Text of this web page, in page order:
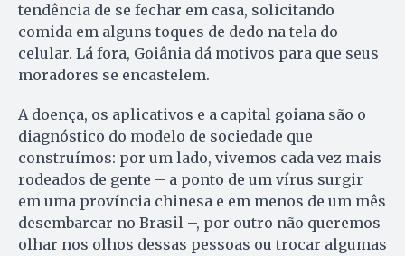
tendência de se fechar em casa, solicitando
comida em alguns toques de dedo na tela do
celular. Lá fora, Goiânia dá motivos para que seus
moradores se encastelem.
A doença, os aplicativos e a capital goiana são o
diagnóstico do modelo de sociedade que
construímos: por um lado, vivemos cada vez mais
rodeados de gente – a ponto de um vírus surgir
em uma província chinesa e em menos de um mês
desembarcar no Brasil –, por outro não queremos
olhar nos olhos dessas pessoas ou trocar algumas